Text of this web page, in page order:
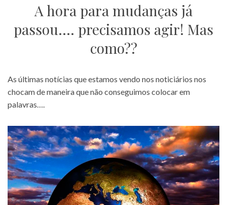
A hora para mudanças já
passou…. precisamos agir! Mas
como??
As últimas notícias que estamos vendo nos noticiários nos
chocam de maneira que não conseguimos colocar em
palavras….